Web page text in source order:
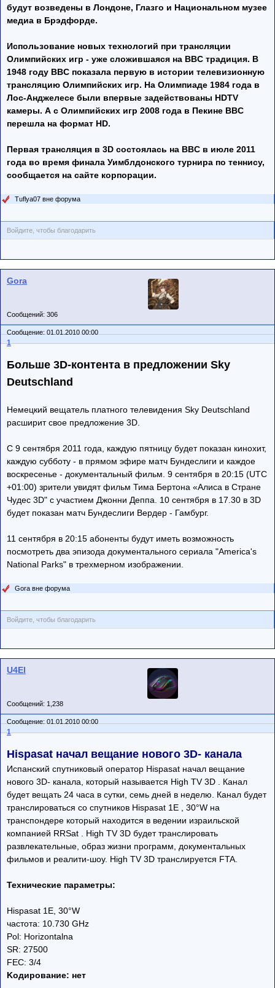
будут возведены в Лондоне, Глазго и Национальном музее
медиа в Брэдфорде.
Использование новых технологий при трансляции
Олимпийских игр - уже сложившаяся на BBC традиция. В
1948 году BBC показала первую в истории телевизионную
трансляцию Олимпийских игр. На Олимпиаде 1984 года в
Лос-Анджелесе были впервые задействованы HDTV
камеры. А с Олимпийских игр 2008 года в Пекине BBC
перешла на формат HD.
Первая трансляция в 3D состоялась на BBC в июле 2011
года во время финала Уимблдонского турнира по теннису,
сообщается на сайте корпорации.
Tuflya07 вне форума
Войдите, чтобы благодарить
Gora
Сообщений: 306
Сообщение: 01.01.2010 00:00
1
Больше 3D-контента в предложении Sky
Deutschland
Немецкий вещатель платного телевидения Sky Deutschland
расширит свое предложение 3D.
С 9 сентября 2011 года, каждую пятницу будет показан кинохит,
каждую субботу - в прямом эфире матч Бундеслиги и каждое
воскресенье - документальный фильм. 9 сентября в 20:15 (UTC
+01:00) зрители увидят фильм Тима Бертона «Алиса в Стране
Чудес 3D" с участием Джонни Деппа. 10 сентября в 17.30 в 3D
будет показан матч Бундеслиги Вердер - Гамбург.
11 сентября в 20:15 абоненты будут иметь возможность
посмотреть два эпизода документального сериала "America's
National Parks" в трехмерном изображении.
Gora вне форума
Войдите, чтобы благодарить
U4El
Сообщений: 1,238
Сообщение: 01.01.2010 00:00
1
Hispasat начал вещание нового 3D- канала
Испанский спутниковый оператор Hispasat начал вещание
нового 3D- канала, который называется High TV 3D . Канал
будет вещать 24 часа в сутки, семь дней в неделю. Канал будет
транслироваться со спутников Hispasat 1E , 30°W на
транспондерe который находится в ведении израильской
компанией RRSat . High TV 3D будет транслировать
развлекательные, образ жизни программ, документальных
фильмов и реалити-шоу. High TV 3D транслируется FTA.
Технические параметры:
Hispasat 1E, 30°W
частота: 10.730 GHz
Pol: Horizontalna
SR: 27500
FEC: 3/4
Koдирование: нет